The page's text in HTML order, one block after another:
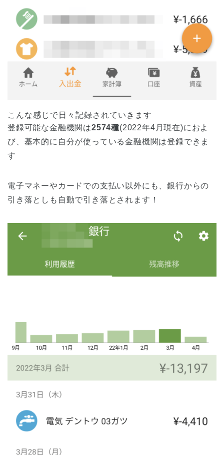
こんな感じで日々記録されていきます
登録可能な金融機関は2574種(2022年4月現在)におよ
び、基本的に自分が使っている金融機関は登録できま
す
電子マネーやカードでの支払い以外にも、銀行からの
引き落としも自動で引き落とされます！